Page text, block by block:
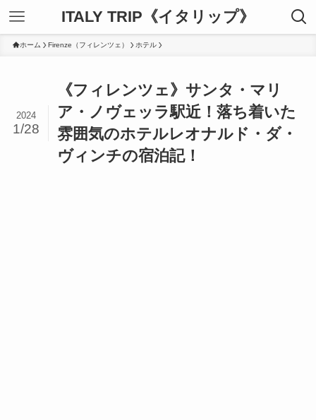
ITALY TRIP《イタリップ》
ホーム Firenze（フィレンツェ） ホテル
《フィレンツェ》サンタ・マリ
ア・ノヴェッラ駅近！落ち着いた
雰囲気のホテルレオナルド・ダ・
ヴィンチの宿泊記！
2024
1/28